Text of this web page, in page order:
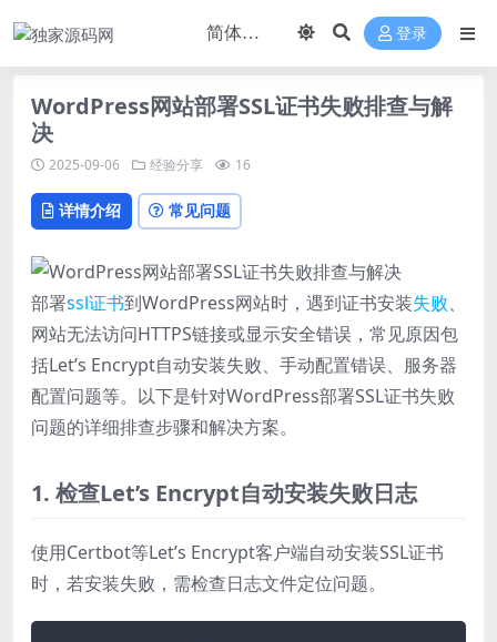
登录
WordPress网站部署SSL证书失败排查与解
决
2025-09-06 经验分享 16
详情介绍 常见问题
部署ssl证书到WordPress网站时，遇到证书安装失败、
网站无法访问HTTPS链接或显示安全错误，常见原因包
括Let’s Encrypt自动安装失败、手动配置错误、服务器
配置问题等。以下是针对WordPress部署SSL证书失败
问题的详细排查步骤和解决方案。
1. 检查Let’s Encrypt自动安装失败日志
使用Certbot等Let’s Encrypt客户端自动安装SSL证书
时，若安装失败，需检查日志文件定位问题。